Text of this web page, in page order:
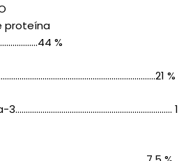
proteína
%
%
1